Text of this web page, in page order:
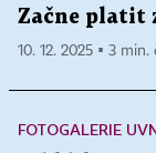
Začne platit
10. 12. 2025 ▪ 3 min.
FOTOGALERIE